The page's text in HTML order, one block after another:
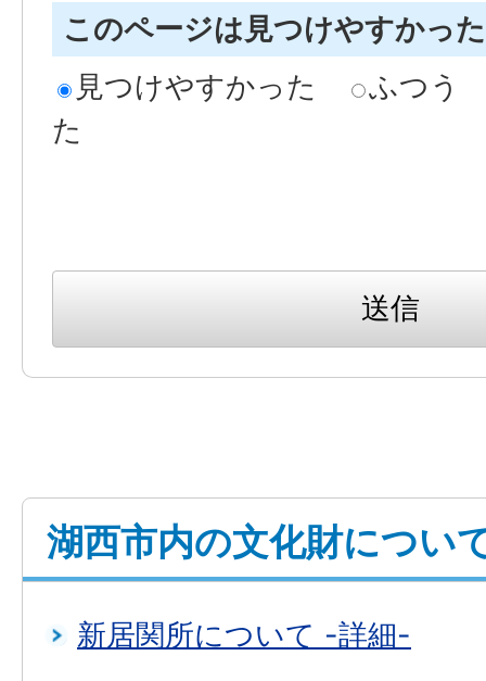
このページは見つけやすかっ
見つけやすかった
ふつう
た
湖西市内の文化財につい
新居関所について -詳細-